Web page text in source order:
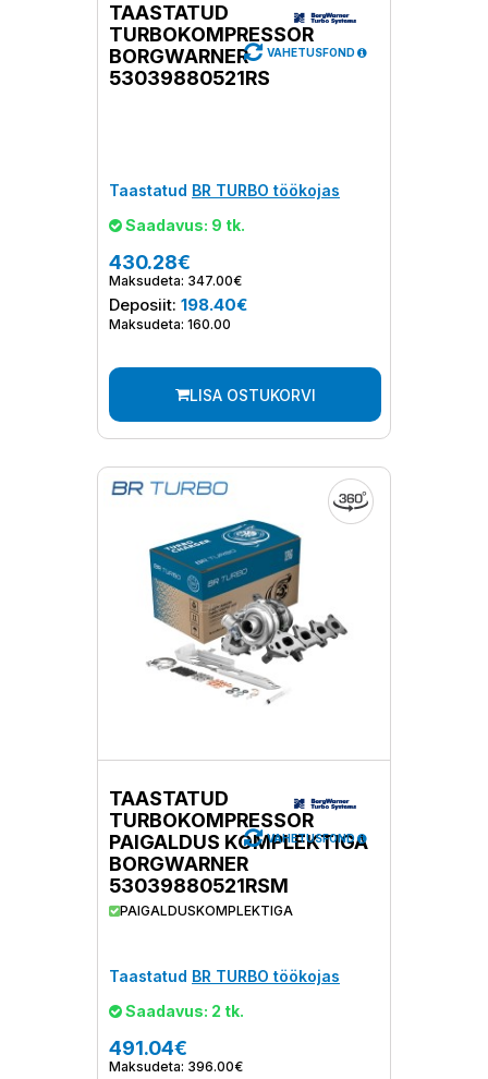
TAASTATUD
TURBOKOMPRESSOR
BORGWARNER
53039880521RS
Taastatud BR TURBO töökojas
Saadavus: 9 tk.
430.28€
Maksudeta: 347.00€
Deposiit: 198.40€
Maksudeta: 160.00
VAHETUSFOND
LISA OSTUKORVI
TAASTATUD
TURBOKOMPRESSOR
PAIGALDUS KOMPLEKTIGA
BORGWARNER
53039880521RSM
PAIGALDUSKOMPLEKTIGA
Taastatud BR TURBO töökojas
Saadavus: 2 tk.
491.04€
Maksudeta: 396.00€
VAHETUSFOND